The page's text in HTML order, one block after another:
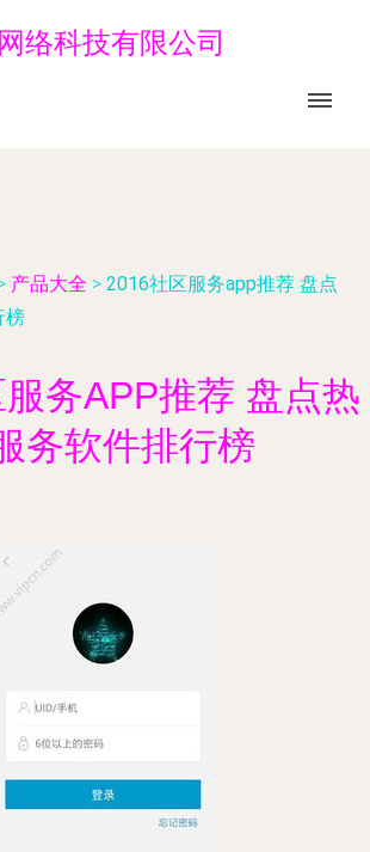
络科技有限公司
产品大全 > 2016社区服务app推荐 盘点
榜
务APP推荐 盘点热
务软件排行榜